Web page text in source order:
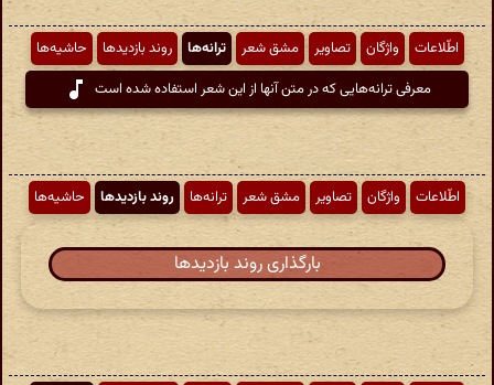
اطّلاعات واژگان تصاویر مشق شعر ترانه‌ها روند بازدیدها
حاشیه‌ها
معرفی ترانه‌هایی که در متن آنها از این شعر استفاده شده است
اطّلاعات واژگان تصاویر مشق شعر ترانه‌ها روند بازدیدها حاشیه‌ها
بارگذاری روند بازدیدها